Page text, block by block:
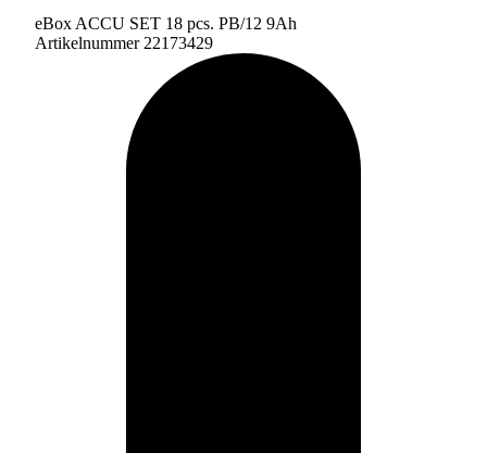
eBox ACCU SET 18 pcs. PB/12 9Ah
Artikelnummer 22173429